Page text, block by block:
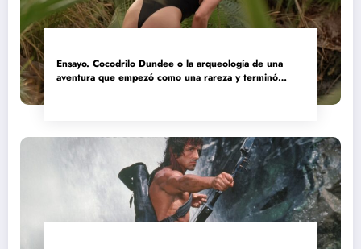
Ensayo. Cocodrilo Dundee o la arqueología de una
aventura que empezó como una rareza y terminó